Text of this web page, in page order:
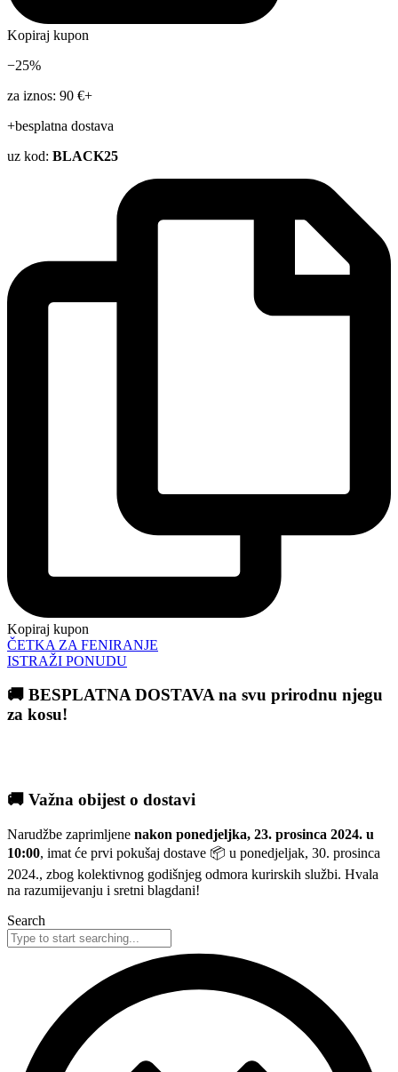
Kopiraj kupon
−25%
za iznos: 90 €+
+besplatna dostava
uz kod: BLACK25
Kopiraj kupon
ČETKA ZA FENIRANJE
ISTRAŽI PONUDU
🚚 BESPLATNA DOSTAVA na svu prirodnu njegu
za kosu!
🚚 Važna obijest o dostavi
Narudžbe zaprimljene nakon ponedjeljka, 23. prosinca 2024. u
10:00, imat će prvi pokušaj dostave 📦 u ponedjeljak, 30. prosinca
2024., zbog kolektivnog godišnjeg odmora kurirskih službi. Hvala
na razumijevanju i sretni blagdani!
Search